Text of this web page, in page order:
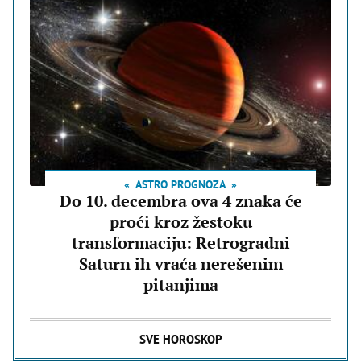
ASTRO PROGNOZA
Do 10. decembra ova 4 znaka će
proći kroz žestoku
transformaciju: Retrogradni
Saturn ih vraća nerešenim
pitanjima
SVE HOROSKOP